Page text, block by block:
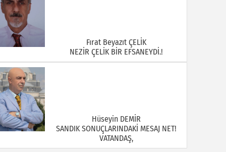
Fırat Beyazıt ÇELİK
NEZİR ÇELİK BİR EFSANEYDİ.!
Hüseyin DEMİR
SANDIK SONUÇLARINDAKİ MESAJ NET!
VATANDAŞ,